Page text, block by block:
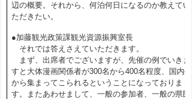
辺の概要。それから、何泊何日になるのか教えてい
ただきたい。
●加藤観光政策課観光資源振興室長
それでは答えさえていただきます。
まず、出席者でございますが、先催の例でいきま
すと大体漫画関係者が300名から400名程度、国内外
から集まってこられるということになっておりま
す。またあわせまして、一般の参加者、一般の県民